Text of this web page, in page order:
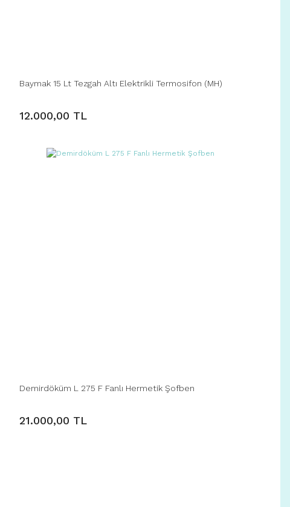
Baymak 15 Lt Tezgah Altı Elektrikli Termosifon (MH)
12.000,00 TL
Demirdöküm L 275 F Fanlı Hermetik Şofben
21.000,00 TL